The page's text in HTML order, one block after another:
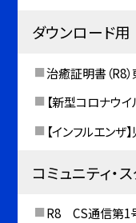
ダウンロード用
治癒証明書（R8
【新型コロナウ
【インフルエン
コミュニティ・
R8 CS通信第1号